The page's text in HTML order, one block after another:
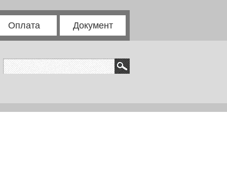
Оплата Документ